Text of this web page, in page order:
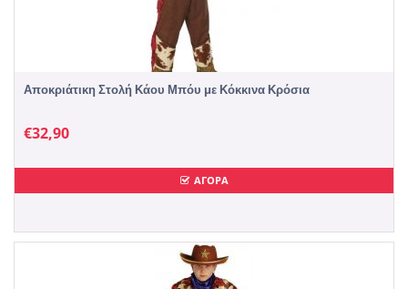
Αποκριάτικη Στολή Κάου Μπόυ με Κόκκινα Κρόσια
€32,90
ΑΓΟΡΑ